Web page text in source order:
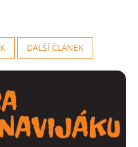
DALŠÍ ČLÁNEK